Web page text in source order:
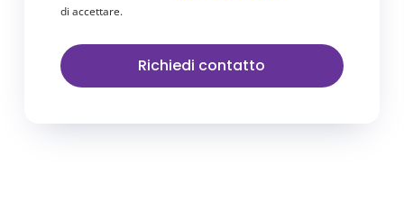
di accettare.
Richiedi contatto